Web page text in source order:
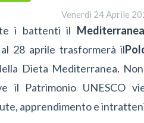
Venerdì 24 Aprile
i battenti il
28 aprile trasformerà il
Dieta Mediterranea.
il Patrimonio UNESCO
apprendimento e